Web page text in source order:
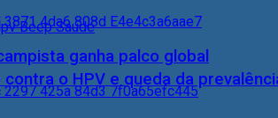
contra o HPV e queda da
ganha palco global